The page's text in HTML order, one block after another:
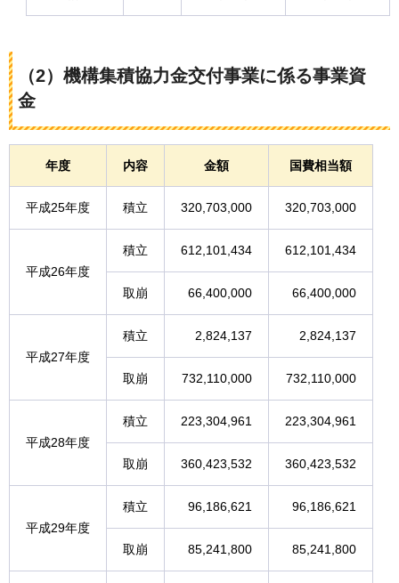
（2）機構集積協力金交付事業に係る事業資
金
年度 内容 金額 国費相当額
平成25年度 積立 320,703,000 320,703,000
平成26年度
積立 612,101,434 612,101,434
取崩 66,400,000 66,400,000
平成27年度
積立 2,824,137 2,824,137
取崩 732,110,000 732,110,000
平成28年度
積立 223,304,961 223,304,961
取崩 360,423,532 360,423,532
平成29年度
積立 96,186,621 96,186,621
取崩 85,241,800 85,241,800